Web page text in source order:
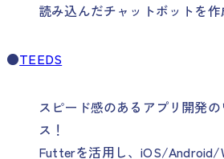
読み込んだチャットボットを作
●TEEDS
スピード感のあるアプリ開発
ス！
Futterを活用し、iOS/Android/